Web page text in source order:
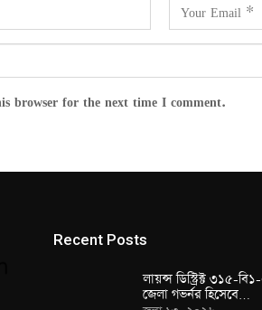
browser for the next time I comment.
Recent Posts
লায়ন্স ডিস্ট্রিক্ট ৩১৫-
জেলা গভর্নর হিসেবে…